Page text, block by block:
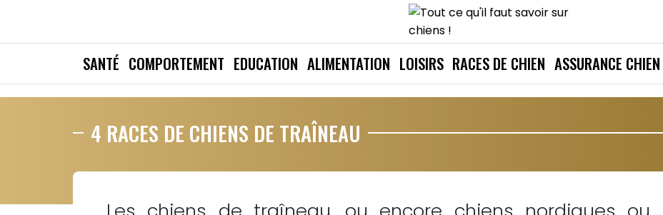
SANTÉ COMPORTEMENT EDUCATION ALIMENTATION LOISIRS RACES DE CHIEN ASSURANCE CHIEN
4 RACES DE CHIENS DE TRAÎNEAU